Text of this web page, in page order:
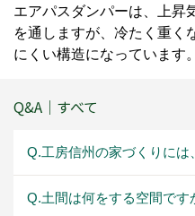
エアパスダンパーは、上昇
を通しますが、冷たく重く
にくい構造になっています。
Q&A｜すべて
Q.工房信州の家づくりには
Q.土間は何をする空間です